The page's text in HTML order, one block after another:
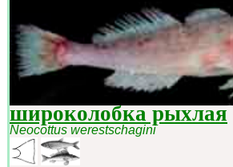
широколобка рыхлая
Neocottus werestschagini